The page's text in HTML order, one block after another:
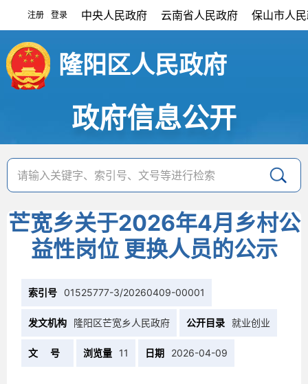
注册 登录 中央人民政府 云南省人民政府 保山市人
隆阳区人民政府
政府信息公开
芒宽乡关于2026年4月乡村公
益性岗位 更换人员的公示
索引号 01525777-3/20260409-00001
发文机构 隆阳区芒宽乡人民政府 公开目录 就业创业
文 号 浏览量 11 日期 2026-04-09